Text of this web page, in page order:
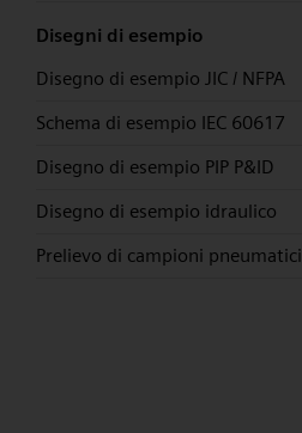
Disegni di esempio
Disegno di esempio JIC / NFPA
Schema di esempio IEC 60617
Disegno di esempio PIP P&ID
Disegno di esempio idraulico
Prelievo di campioni pneumatici